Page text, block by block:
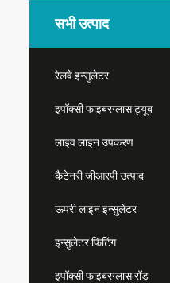
सभी उत्पाद
रेलवे इन्सुलेटर
इपॉक्सी फाइबरग्लास ट्यूब
लाइव लाइन उपकरण
कैटेनरी जीआरपी उत्पाद
ऊपरी लाइन इन्सुलेटर
इन्सुलेटर फिटिंग
इपॉक्सी फाइबरग्लास रॉड